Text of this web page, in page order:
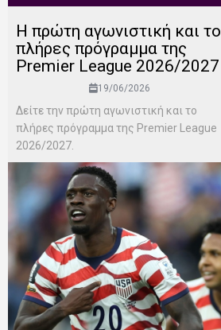
H πρώτη αγωνιστική και το
πλήρες πρόγραμμα της
Premier League 2026/2027
19/06/2026
Δείτε την πρώτη αγωνιστική και το
πλήρες πρόγραμμα της Premier League
2026/2027.